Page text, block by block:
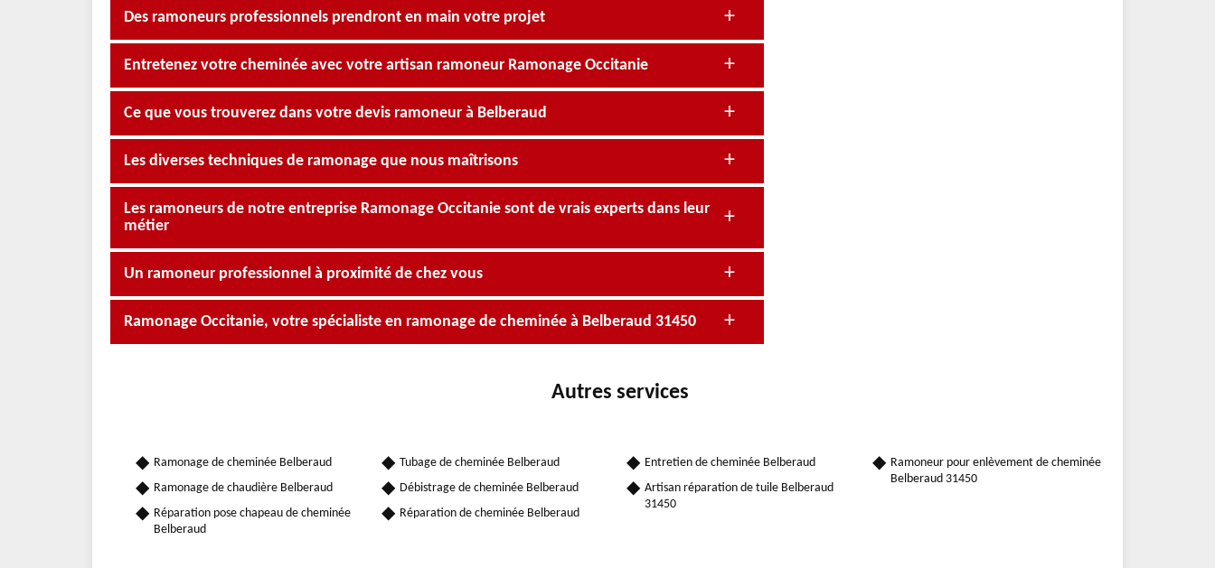
Des ramoneurs professionnels prendront en main votre projet
Entretenez votre cheminée avec votre artisan ramoneur Ramonage Occitanie
Ce que vous trouverez dans votre devis ramoneur à Belberaud
Les diverses techniques de ramonage que nous maîtrisons
Les ramoneurs de notre entreprise Ramonage Occitanie sont de vrais experts dans leur
métier
Un ramoneur professionnel à proximité de chez vous
Ramonage Occitanie, votre spécialiste en ramonage de cheminée à Belberaud 31450
Autres services
Ramonage de cheminée Belberaud
Ramonage de chaudière Belberaud
Réparation pose chapeau de cheminée
Belberaud
Tubage de cheminée Belberaud
Débistrage de cheminée Belberaud
Réparation de cheminée Belberaud
Entretien de cheminée Belberaud
Artisan réparation de tuile Belberaud
31450
Ramoneur pour enlèvement de cheminée
Belberaud 31450